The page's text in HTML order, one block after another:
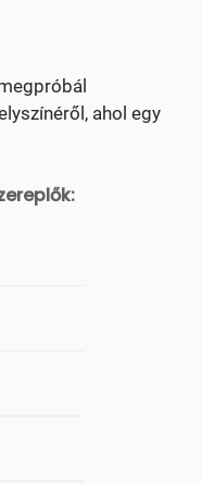
ahol egy